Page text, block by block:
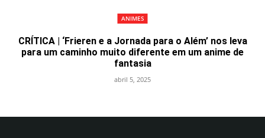
ANIMES
CRÍTICA | ‘Frieren e a Jornada para o Além’ nos leva
para um caminho muito diferente em um anime de
fantasia
abril 5, 2025